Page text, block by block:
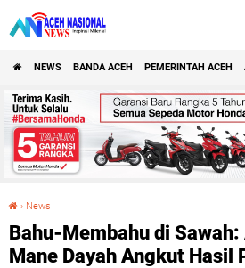
NEWS BANDA ACEH PEMERINTAH ACEH
› News
Bahu-Membahu di
Mane Dayah Angkut Hasil